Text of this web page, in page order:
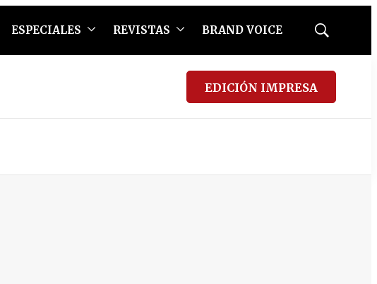
ESPECIALES REVISTAS BRAND VOICE
Mostrar
EDICIÓN IMPRESA